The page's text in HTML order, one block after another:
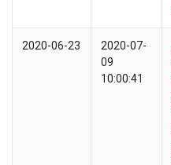
2020-06-23
2020-07-
09
10:00:41